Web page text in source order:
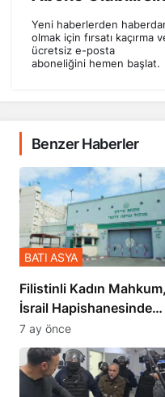
Yeni haberlerden haberdar
olmak için fırsatı kaçırma ve
ücretsiz e-posta
aboneliğini hemen başlat.
Benzer Haberler
Filistinli Kadın Mahkum,
İsrail Hapishanesindeki
Zulmü Anlattı
BATI ASYA
7 ay önce